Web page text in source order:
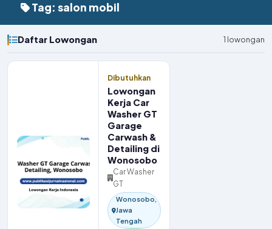
Tag: salon mobil
Daftar Lowongan 1 lowongan
Dibutuhkan
Lowongan
Kerja Car
Washer GT
Garage
Carwash &
Detailing di
Wonosobo
Car Washer
GT
Wonosobo,
Jawa
Tengah